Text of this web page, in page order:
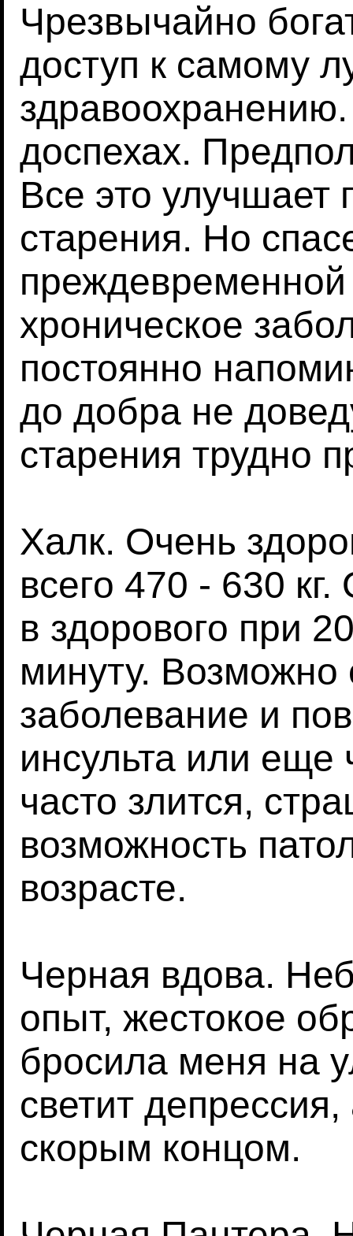
Чрезвычайно
доступ к самому
доспехах.
Все это улучшает
старения. Но
хроническое
постоянно
до добра не
старения трудно
Халк. Очень
всего 470 - 630
в здорового при
минуту. Возможно
заболевание и
инсульта или еще
часто злится,
возможность
возрасте.
Черная вдова.
опыт, жестокое
бросила меня на
светит
скорым концом.